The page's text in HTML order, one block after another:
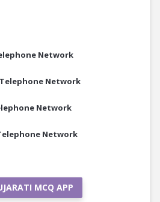
Network
Network
Network
Network
MCQ APP